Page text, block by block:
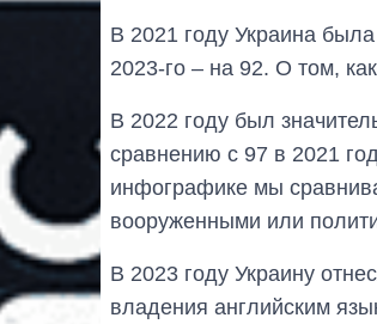
В 2021 году Украина
2023-го – на 92. О том,
В 2022 году был
сравнению с 97 в 2021
инфографике мы
вооруженными или
В 2023 году Украину
владения английским